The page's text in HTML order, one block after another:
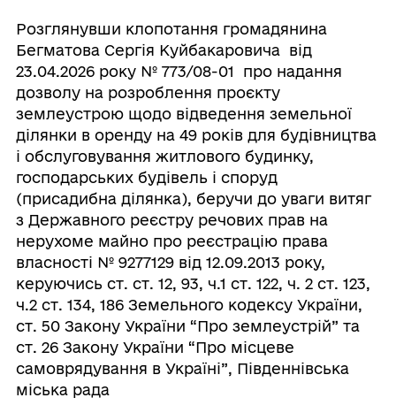
Розглянувши клопотання громадянина
Бегматова Сергія Куйбакаровича від
23.04.2026 року № 773/08-01 про надання
дозволу на розроблення проєкту
землеустрою щодо відведення земельної
ділянки в оренду на 49 років для будівництва
і обслуговування житлового будинку,
господарських будівель і споруд
(присадибна ділянка), беручи до уваги витяг
з Державного реєстру речових прав на
нерухоме майно про реєстрацію права
власності № 9277129 від 12.09.2013 року,
керуючись ст. ст. 12, 93, ч.1 ст. 122, ч. 2 ст. 123,
ч.2 ст. 134, 186 Земельного кодексу України,
ст. 50 Закону України “Про землеустрій” та
ст. 26 Закону України “Про місцеве
самоврядування в Україні”, Південнівська
міська рада